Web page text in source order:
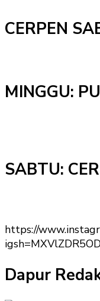
CERPEN
MINGGU:
SABTU:
https://
Dapur